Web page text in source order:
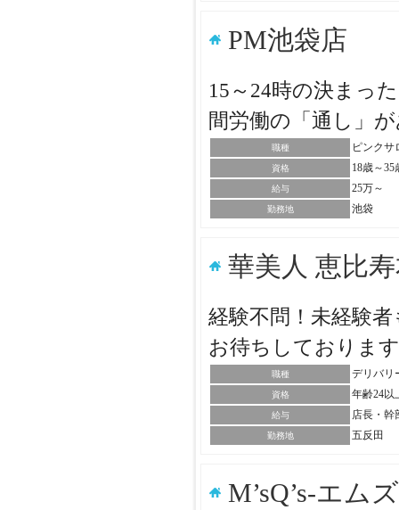
PM池袋店
15～24時の決まっ
間労働の「通し」
職種 ピンクサ
資格 18歳～35
給与 25万～
勤務地 池袋
華美人 恵比
経験不問！未経験
お待ちしておりま
職種 デリバリ
資格 年齢24以
給与 店長・幹
勤務地 五反田
M’sQ’s-エム